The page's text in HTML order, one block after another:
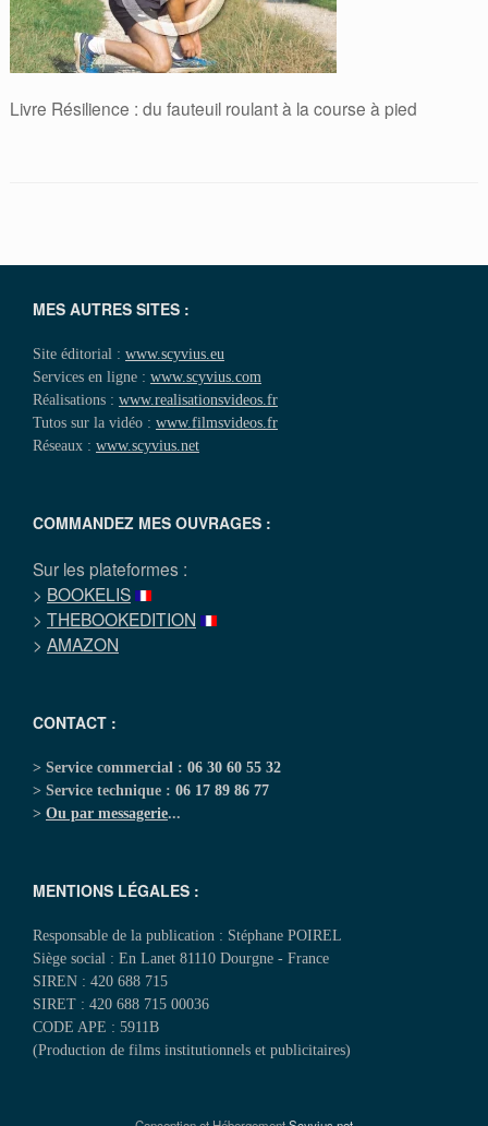
Livre Résilience : du fauteuil roulant à la course à pied
MES AUTRES SITES :
Site éditorial : www.scyvius.eu
Services en ligne : www.scyvius.com
Réalisations : www.realisationsvideos.fr
Tutos sur la vidéo : www.filmsvideos.fr
Réseaux : www.scyvius.net
COMMANDEZ MES OUVRAGES :
Sur les plateformes :
> BOOKELIS
> THEBOOKEDITION
> AMAZON
CONTACT :
> Service commercial : 06 30 60 55 32
> Service technique : 06 17 89 86 77
> Ou par messagerie...
MENTIONS LÉGALES :
Responsable de la publication : Stéphane POIREL
Siège social : En Lanet 81110 Dourgne - France
SIREN : 420 688 715
SIRET : 420 688 715 00036
CODE APE : 5911B
(Production de films institutionnels et publicitaires)